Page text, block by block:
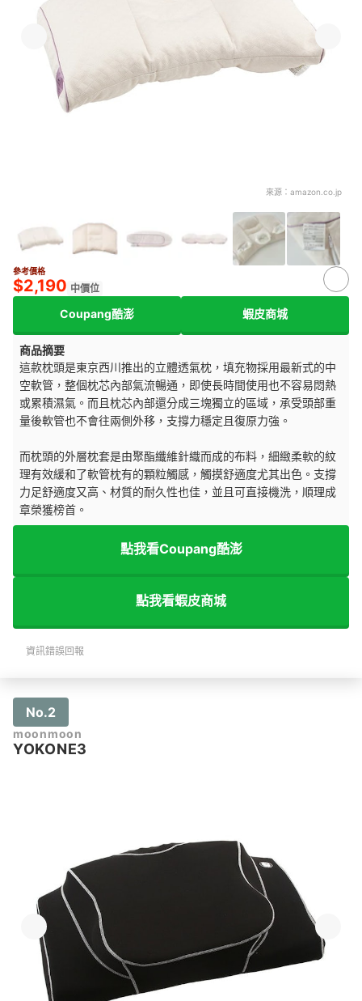
來源： amazon.co.jp
參考價格
$2,190 中價位
Coupang酷澎 蝦皮商城
商品摘要
這款枕頭是東京西川推出的立體透氣枕，填充物採用最新式的中
空軟管，整個枕芯內部氣流暢通，即使長時間使用也不容易悶熱
或累積濕氣。而且枕芯內部還分成三塊獨立的區域，承受頭部重
量後軟管也不會往兩側外移，支撐力穩定且復原力強。
而枕頭的外層枕套是由聚酯纖維針織而成的布料，細緻柔軟的紋
理有效緩和了軟管枕有的顆粒觸感，觸摸舒適度尤其出色。支撐
力足舒適度又高、材質的耐久性也佳，並且可直接機洗，順理成
章榮獲榜首。
點我看Coupang酷澎
點我看蝦皮商城
資訊錯誤回報
No.2
moonmoon
YOKONE3